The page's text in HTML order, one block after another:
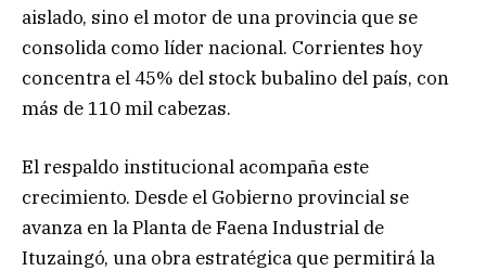
aislado, sino el motor de una provincia que se
consolida como líder nacional. Corrientes hoy
concentra el 45% del stock bubalino del país, con
más de 110 mil cabezas.
El respaldo institucional acompaña este
crecimiento. Desde el Gobierno provincial se
avanza en la Planta de Faena Industrial de
Ituzaingó, una obra estratégica que permitirá la